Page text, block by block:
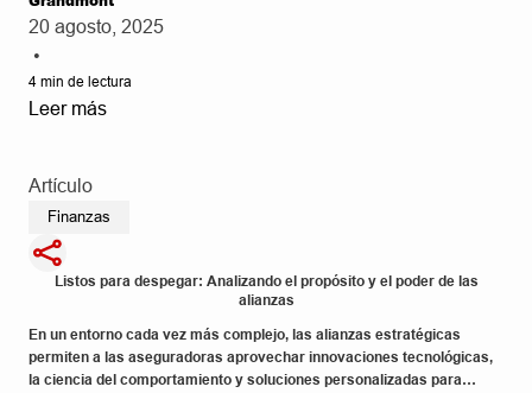
20 agosto, 2025
•
4 min de lectura
Leer más
Artículo
Finanzas
Listos para despegar: Analizando el propósito y el poder de las
alianzas
En un entorno cada vez más complejo, las alianzas estratégicas
permiten a las aseguradoras aprovechar innovaciones tecnológicas,
la ciencia del comportamiento y soluciones personalizadas para